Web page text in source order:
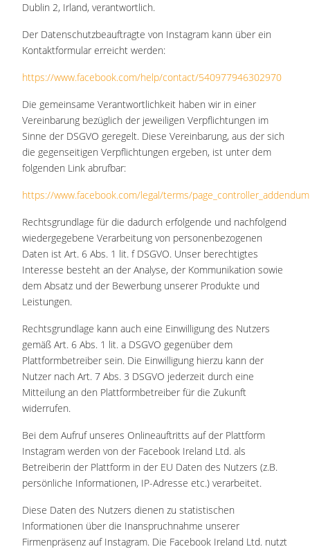
Dublin 2, Irland, verantwortlich.
Der Datenschutzbeauftragte von Instagram kann über ein
Kontaktformular erreicht werden:
https://www.facebook.com/help/contact/540977946302970
Die gemeinsame Verantwortlichkeit haben wir in einer
Vereinbarung bezüglich der jeweiligen Verpflichtungen im
Sinne der DSGVO geregelt. Diese Vereinbarung, aus der sich
die gegenseitigen Verpflichtungen ergeben, ist unter dem
folgenden Link abrufbar:
https://www.facebook.com/legal/terms/page_controller_addendum
Rechtsgrundlage für die dadurch erfolgende und nachfolgend
wiedergegebene Verarbeitung von personenbezogenen
Daten ist Art. 6 Abs. 1 lit. f DSGVO. Unser berechtigtes
Interesse besteht an der Analyse, der Kommunikation sowie
dem Absatz und der Bewerbung unserer Produkte und
Leistungen.
Rechtsgrundlage kann auch eine Einwilligung des Nutzers
gemäß Art. 6 Abs. 1 lit. a DSGVO gegenüber dem
Plattformbetreiber sein. Die Einwilligung hierzu kann der
Nutzer nach Art. 7 Abs. 3 DSGVO jederzeit durch eine
Mitteilung an den Plattformbetreiber für die Zukunft
widerrufen.
Bei dem Aufruf unseres Onlineauftritts auf der Plattform
Instagram werden von der Facebook Ireland Ltd. als
Betreiberin der Plattform in der EU Daten des Nutzers (z.B.
persönliche Informationen, IP-Adresse etc.) verarbeitet.
Diese Daten des Nutzers dienen zu statistischen
Informationen über die Inanspruchnahme unserer
Firmenpräsenz auf Instagram. Die Facebook Ireland Ltd. nutzt